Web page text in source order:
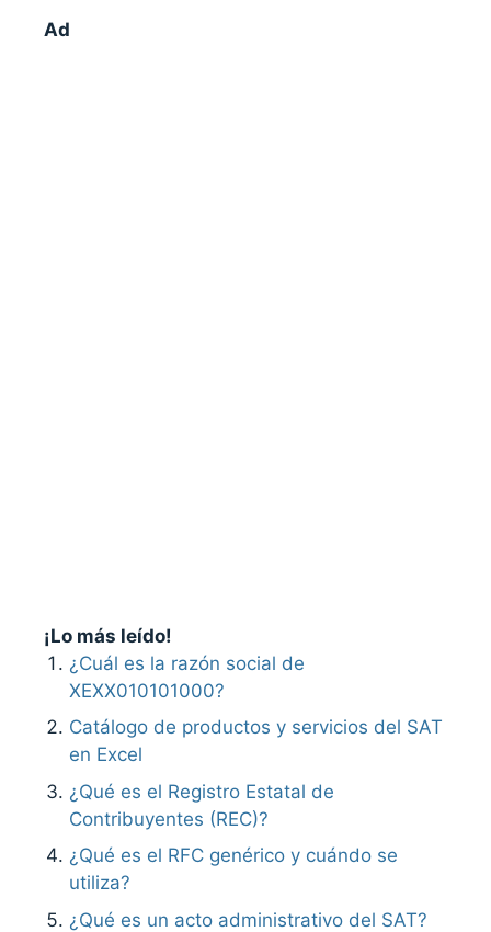
Ad
¡Lo más leído!
¿Cuál es la razón social de
XEXX010101000?
Catálogo de productos y servicios del SAT
en Excel
¿Qué es el Registro Estatal de
Contribuyentes (REC)?
¿Qué es el RFC genérico y cuándo se
utiliza?
¿Qué es un acto administrativo del SAT?